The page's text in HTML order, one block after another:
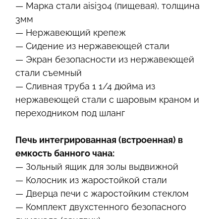
— Марка стали aisi304 (пищевая), толщина
3мм
— Нержавеющий крепеж
— Сидение из нержавеющей стали
— Экран безопасности из нержавеющей
стали съемный
— Сливная труба 1 1/4 дюйма из
нержавеющей стали с шаровым краном и
переходником под шланг
Печь интегрированная (встроенная) в
емкость банного чана:
— Зольный ящик для золы выдвижной
— Колосник из жаростойкой стали
— Дверца печи с жаростойким стеклом
— Комплект двухстенного безопасного